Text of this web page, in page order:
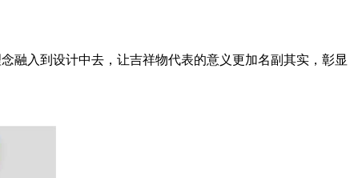
融入到设计中去，让吉祥物代表的意义更加名副其实，彰显